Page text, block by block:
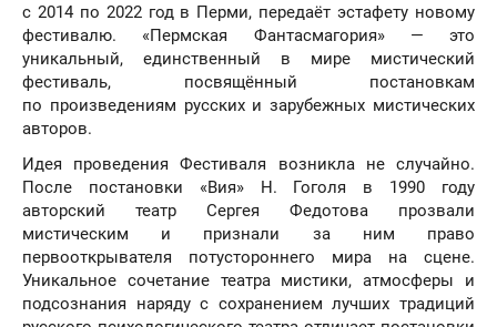
с 2014 по 2022 год в Перми, передаёт эстафету новому
фестивалю. «Пермская Фантасмагория» — это
уникальный, единственный в мире мистический
фестиваль, посвящённый постановкам
по произведениям русских и зарубежных мистических
авторов.
Идея проведения Фестиваля возникла не случайно.
После постановки «Вия» Н. Гоголя в 1990 году
авторский театр Сергея Федотова прозвали
мистическим и признали за ним право
первооткрывателя потустороннего мира на сцене.
Уникальное сочетание театра мистики, атмосферы и
подсознания наряду с сохранением лучших традиций